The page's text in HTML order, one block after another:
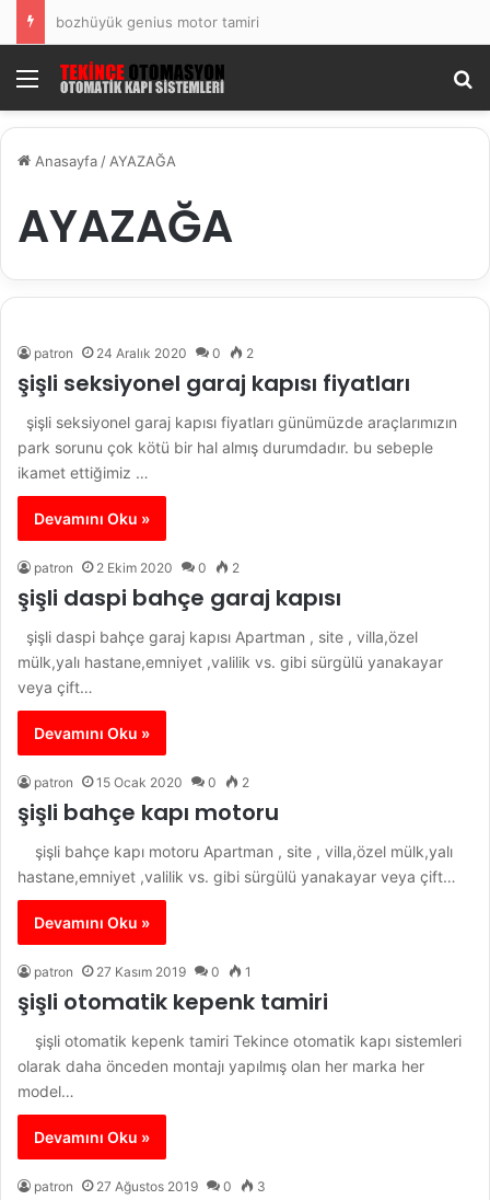
bozhüyük genius motor tamiri
Menü
Anasayfa / AYAZAĞA
AYAZAĞA
patron 24 Aralık 2020 0 2
şişli seksiyonel garaj kapısı fiyatları
şişli seksiyonel garaj kapısı fiyatları günümüzde araçlarımızın
park sorunu çok kötü bir hal almış durumdadır. bu sebeple
ikamet ettiğimiz …
Devamını Oku »
patron 2 Ekim 2020 0 2
şişli daspi bahçe garaj kapısı
şişli daspi bahçe garaj kapısı Apartman , site , villa,özel
mülk,yalı hastane,emniyet ,valilik vs. gibi sürgülü yanakayar
veya çift…
Devamını Oku »
patron 15 Ocak 2020 0 2
şişli bahçe kapı motoru
şişli bahçe kapı motoru Apartman , site , villa,özel mülk,yalı
hastane,emniyet ,valilik vs. gibi sürgülü yanakayar veya çift…
Devamını Oku »
patron 27 Kasım 2019 0 1
şişli otomatik kepenk tamiri
şişli otomatik kepenk tamiri Tekince otomatik kapı sistemleri
olarak daha önceden montajı yapılmış olan her marka her
model…
Devamını Oku »
patron 27 Ağustos 2019 0 3